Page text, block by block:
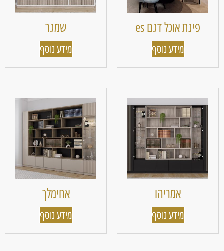
פינת אוכל דגם es
מידע נוסף
שמגר
מידע נוסף
אמריהו
מידע נוסף
אחימלך
מידע נוסף